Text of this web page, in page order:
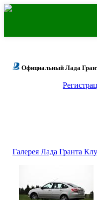
Официальный Лада
Галерея Лада Гранта